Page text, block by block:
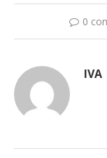
0
IVA